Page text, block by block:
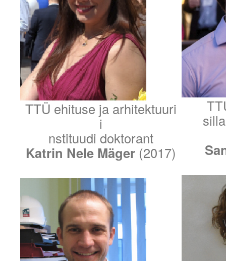
TTÜ ehituse ja arhitektuuri
i
nstituudi doktorant
Katrin Nele Mäger (2017)